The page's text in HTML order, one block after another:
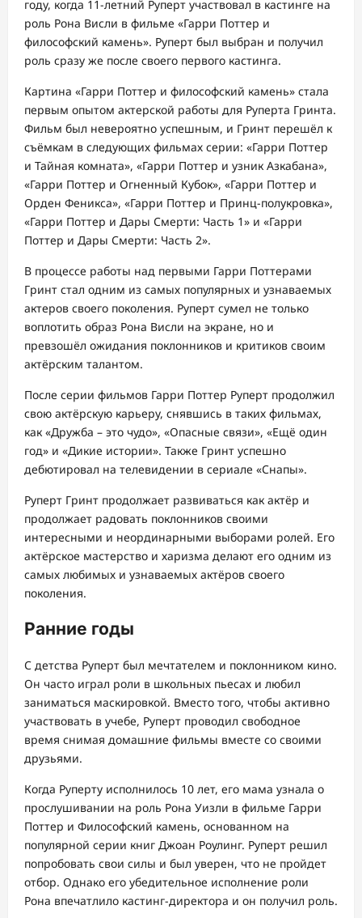
году, когда 11-летний Руперт участвовал в кастинге на
роль Рона Висли в фильме «Гарри Поттер и
философский камень». Руперт был выбран и получил
роль сразу же после своего первого кастинга.
Картина «Гарри Поттер и философский камень» стала
первым опытом актерской работы для Руперта Гринта.
Фильм был невероятно успешным, и Гринт перешёл к
съёмкам в следующих фильмах серии: «Гарри Поттер
и Тайная комната», «Гарри Поттер и узник Азкабана»,
«Гарри Поттер и Огненный Кубок», «Гарри Поттер и
Орден Феникса», «Гарри Поттер и Принц-полукровка»,
«Гарри Поттер и Дары Смерти: Часть 1» и «Гарри
Поттер и Дары Смерти: Часть 2».
В процессе работы над первыми Гарри Поттерами
Гринт стал одним из самых популярных и узнаваемых
актеров своего поколения. Руперт сумел не только
воплотить образ Рона Висли на экране, но и
превзошёл ожидания поклонников и критиков своим
актёрским талантом.
После серии фильмов Гарри Поттер Руперт продолжил
свою актёрскую карьеру, снявшись в таких фильмах,
как «Дружба – это чудо», «Опасные связи», «Ещё один
год» и «Дикие истории». Также Гринт успешно
дебютировал на телевидении в сериале «Снапы».
Руперт Гринт продолжает развиваться как актёр и
продолжает радовать поклонников своими
интересными и неординарными выборами ролей. Его
актёрское мастерство и харизма делают его одним из
самых любимых и узнаваемых актёров своего
поколения.
Ранние годы
С детства Руперт был мечтателем и поклонником кино.
Он часто играл роли в школьных пьесах и любил
заниматься маскировкой. Вместо того, чтобы активно
участвовать в учебе, Руперт проводил свободное
время снимая домашние фильмы вместе со своими
друзьями.
Когда Руперту исполнилось 10 лет, его мама узнала о
прослушивании на роль Рона Уизли в фильме Гарри
Поттер и Философский камень, основанном на
популярной серии книг Джоан Роулинг. Руперт решил
попробовать свои силы и был уверен, что не пройдет
отбор. Однако его убедительное исполнение роли
Рона впечатлило кастинг-директора и он получил роль.